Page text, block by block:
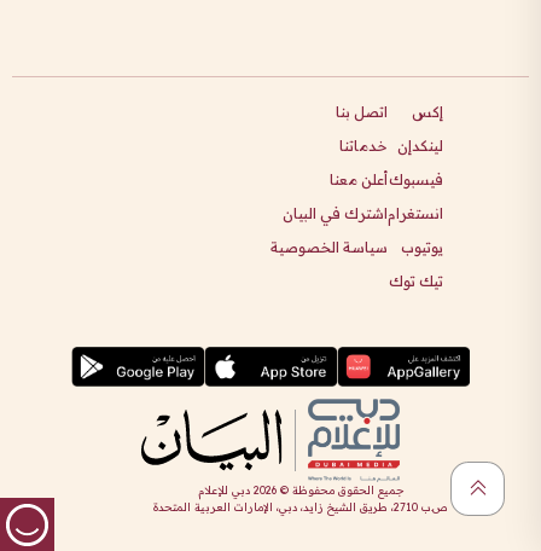
إكس
لينكدإن
فيسبوك
انستغرام
يوتيوب
تيك توك
اتصل بنا
خدماتنا
أعلن معنا
اشترك في البيان
سياسة الخصوصية
جميع الحقوق محفوظة ©2026 دبي للإعلام
ص.ب 2710، طريق الشيخ زايد، دبي، الإمارات العربية المتحدة